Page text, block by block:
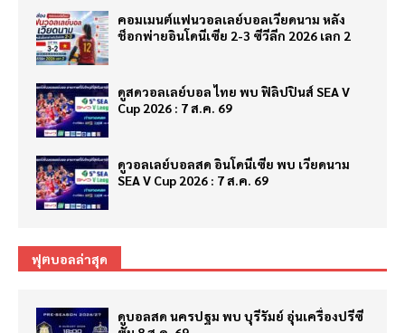
คอมเมนต์แฟนวอลเลย์บอลเวียดนาม หลัง
ช็อกพ่ายอินโดนีเซีย 2-3 ซีวีลีก 2026 เลก 2
ดูสดวอลเลย์บอล ไทย พบ ฟิลิปปินส์ SEA V
Cup 2026 : 7 ส.ค. 69
ดูวอลเลย์บอลสด อินโดนีเซีย พบ เวียดนาม
SEA V Cup 2026 : 7 ส.ค. 69
ฟุตบอลล่าสุด
ดูบอลสด นครปฐม พบ บุรีรัมย์ อุ่นเครื่องปรีซี